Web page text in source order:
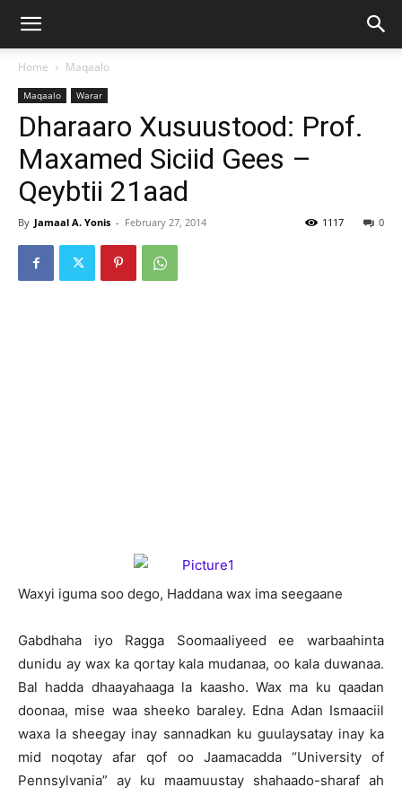
Home Maqaalo
Maqaalo Warar
Dharaaro Xusuustood: Prof.
Maxamed Siciid Gees –
Qeybtii 21aad
By Jamaal A. Yonis - February 27, 2014 0
1117
Waxyi iguma soo dego, Haddana wax ima seegaane
Gabdhaha iyo Ragga Soomaaliyeed ee warbaahinta
dunidu ay wax ka qortay kala mudanaa, oo kala duwanaa.
Bal hadda dhaayahaaga la kaasho. Wax ma ku qaadan
doonaa, mise waa sheeko baraley. Edna Adan Ismaaciil
waxa la sheegay inay sannadkan ku guulaysatay inay ka
mid noqotay afar qof oo Jaamacadda “University of
Pennsylvania” ay ku maamuustay shahaado-sharaf ah